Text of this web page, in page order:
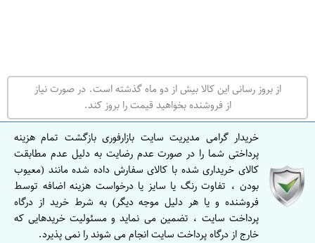
ن
ا
ص
ف
ه
ا
ن
از بروز رسانی این کالا بیش از دو ماه گذشته است. در صورت نیاز
از فروشنده بخواهید قیمت را بروز کند.
خریدار گرامی مدیریت سایت بازارفوری بازگشت تمام هزینه
پرداختی شما را در صورت عدم رضایت به دلیل عدم مطابقت
کالای خریداری شده با کالای سفارش داده شده مانند (معیوب
بودن ، تفاوت رنگ یا سایز یا درخواست هزینه اضافه توسط
فروشنده و یا هر دلیل موجه دیگر) به شرط خرید از درگاه
پرداخت سایت ، تضمین می نماید و مسئولیت خریدهایی که
خارج از درگاه پرداخت سایت انجام می شوند را نمی پذیرد.